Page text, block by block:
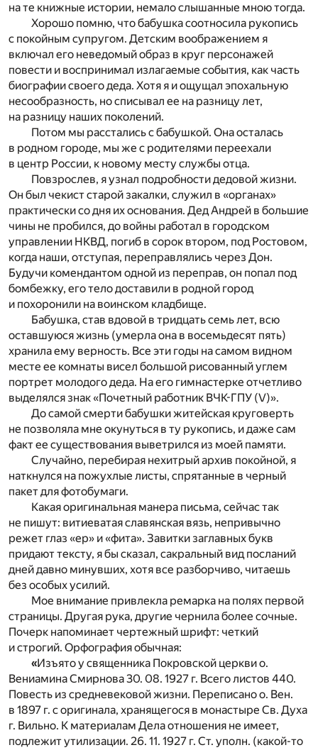
на те книжные истории, немало слышанные мною тогда.
Хорошо помню, что бабушка соотносила рукопись
с покойным супругом. Детским воображением я
включал его неведомый образ в круг персонажей
повести и воспринимал излагаемые события, как часть
биографии своего деда. Хотя я и ощущал эпохальную
несообразность, но списывал ее на разницу лет,
на разницу наших поколений.
Потом мы расстались с бабушкой. Она осталась
в родном городе, мы же с родителями переехали
в центр России, к новому месту службы отца.
Повзрослев, я узнал подробности дедовой жизни.
Он был чекист старой закалки, служил в «органах»
практически со дня их основания. Дед Андрей в большие
чины не пробился, до войны работал в городском
управлении НКВД, погиб в сорок втором, под Ростовом,
когда наши, отступая, переправлялись через Дон.
Будучи комендантом одной из переправ, он попал под
бомбежку, его тело доставили в родной город
и похоронили на воинском кладбище.
Бабушка, став вдовой в тридцать семь лет, всю
оставшуюся жизнь (умерла она в восемьдесят пять)
хранила ему верность. Все эти годы на самом видном
месте ее комнаты висел большой рисованный углем
портрет молодого деда. На его гимнастерке отчетливо
выделялся знак «Почетный работник ВЧК-ГПУ (V)».
До самой смерти бабушки житейская круговерть
не позволяла мне окунуться в ту рукопись, и даже сам
факт ее существования выветрился из моей памяти.
Случайно, перебирая нехитрый архив покойной, я
наткнулся на пожухлые листы, спрятанные в черный
пакет для фотобумаги.
Какая оригинальная манера письма, сейчас так
не пишут: витиеватая славянская вязь, непривычно
режет глаз «ер» и «фита». Завитки заглавных букв
придают тексту, я бы сказал, сакральный вид посланий
дней давно минувших, хотя все разборчиво, читаешь
без особых усилий.
Мое внимание привлекла ремарка на полях первой
страницы. Другая рука, другие чернила более сочные.
Почерк напоминает чертежный шрифт: четкий
и строгий. Орфография обычная:
«Изъято у священника Покровской церкви о.
Вениамина Смирнова 30. 08. 1927 г. Всего листов 440.
Повесть из средневековой жизни. Переписано о. Вен.
в 1897 г. с оригинала, хранящегося в монастыре Св. Духа
г. Вильно. К материалам Дела отношения не имеет,
подлежит утилизации. 26. 11. 1927 г. Ст. уполн. (какой-то